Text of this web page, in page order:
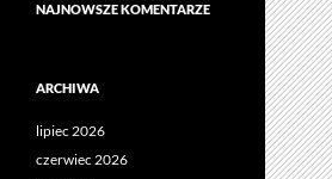
NAJNOWSZE KOMENTARZE
ARCHIWA
lipiec 2026
czerwiec 2026